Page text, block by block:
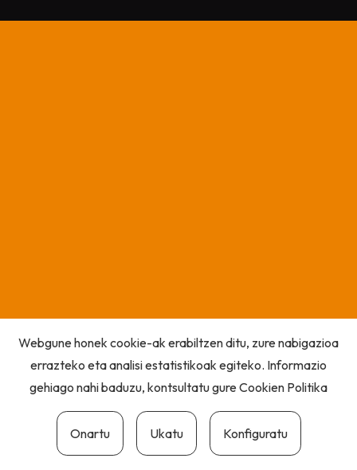
Webgune honek cookie-ak erabiltzen ditu, zure nabigazioa
errazteko eta analisi estatistikoak egiteko. Informazio
gehiago nahi baduzu, kontsultatu gureCookien Politika
Onartu Ukatu Konfiguratu